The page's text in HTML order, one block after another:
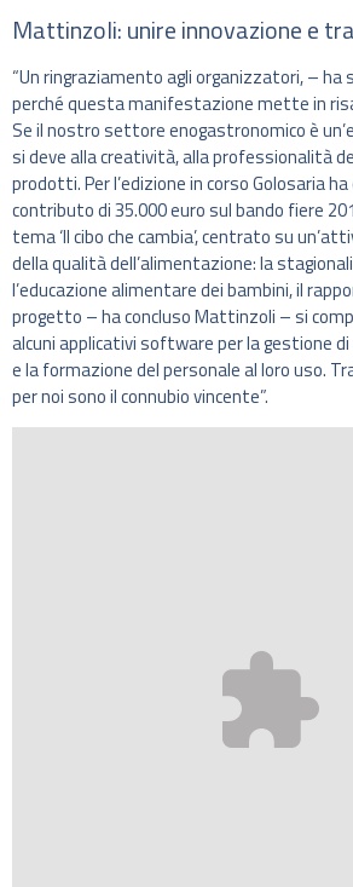
Mattinzoli: unire innovazione e
“Un ringraziamento agli organizzatori, –
perché questa manifestazione mette in
Se il nostro settore enogastronomico è
si deve alla creatività, alla professionalità
prodotti. Per l’edizione in corso Golosaria
contributo di 35.000 euro sul bando fiere
tema ‘Il cibo che cambia’, centrato su
della qualità dell’alimentazione: la
l’educazione alimentare dei bambini, il
progetto – ha concluso Mattinzoli – si
alcuni applicativi software per la gestione
e la formazione del personale al loro uso.
per noi sono il connubio vincente”.